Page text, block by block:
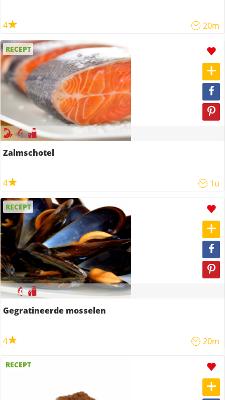
4 20m
RECEPT
Zalmschotel
4 1u
RECEPT
Gegratineerde mosselen
4 20m
RECEPT